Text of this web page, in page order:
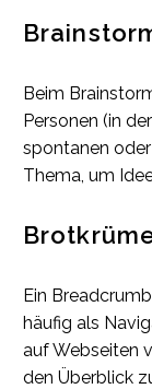
Beim
Personen (in
spontanen
Thema, um
Ein
häufig als
auf Webseiten
den Überblick